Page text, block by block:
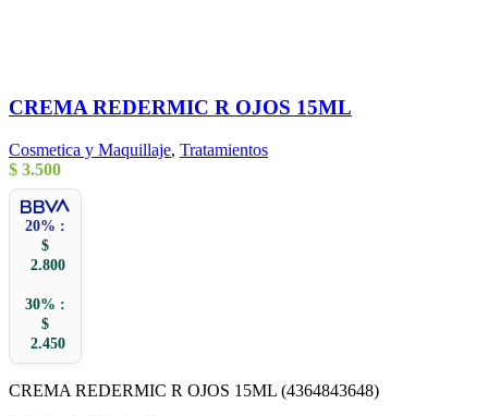
CREMA REDERMIC R OJOS 15ML
Cosmetica y Maquillaje, Tratamientos
$ 3.500
20% :
$
2.800
30% :
$
2.450
CREMA REDERMIC R OJOS 15ML (4364843648)